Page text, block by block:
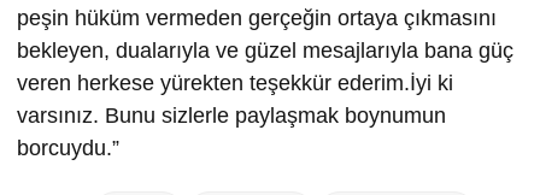
peşin hüküm vermeden gerçeğin ortaya çıkmasını
bekleyen, dualarıyla ve güzel mesajlarıyla bana güç
veren herkese yürekten teşekkür ederim.İyi ki
varsınız. Bunu sizlerle paylaşmak boynumun
borcuydu.”